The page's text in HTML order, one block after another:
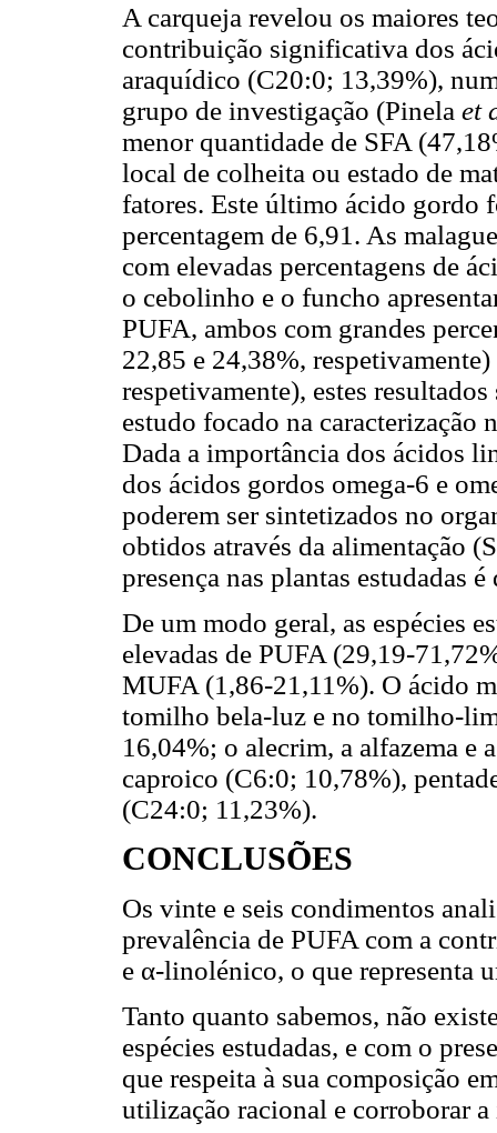
A carqueja revelou os maiores
contribuição significativa dos
araquídico (C20:0; 13,39%),
grupo de investigação (Pinela et
menor quantidade de SFA
local de colheita ou estado de
fatores. Este último ácido gordo
percentagem de 6,91. As
com elevadas percentagens de
o cebolinho e o funcho
PUFA, ambos com grandes
22,85 e 24,38%,
respetivamente), estes
estudo focado na
Dada a importância dos ácidos
dos ácidos gordos omega-6 e
poderem ser sintetizados no
obtidos através da alimentação
presença nas plantas estudadas
De um modo geral, as espécies
elevadas de PUFA (29,19-
MUFA (1,86-21,11%). O ácido
tomilho bela-luz e no tomilho-
16,04%; o alecrim, a alfazema e
caproico (C6:0; 10,78%),
(C24:0; 11,23%).
CONCLUSÕES
Os vinte e seis condimentos
prevalência de PUFA com a
e α-linolénico, o que representa
Tanto quanto sabemos, não
espécies estudadas, e com o
que respeita à sua composição
utilização racional e corroborar